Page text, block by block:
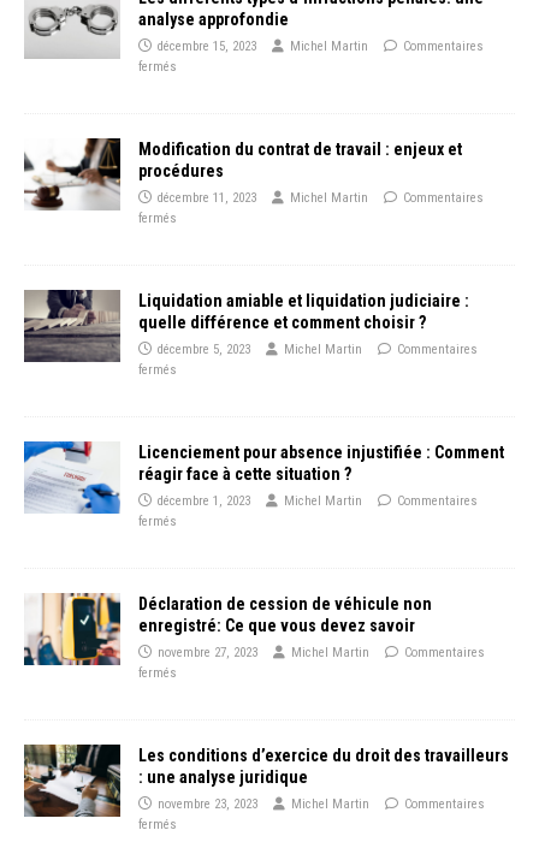
analyse approfondie
décembre 15, 2023 Michel Martin
Commentaires
fermés
Modification du contrat de travail : enjeux et
procédures
décembre 11, 2023 Michel Martin
Commentaires
fermés
Liquidation amiable et liquidation judiciaire :
quelle différence et comment choisir ?
décembre 5, 2023 Michel Martin
Commentaires
fermés
Licenciement pour absence injustifiée : Comment
réagir face à cette situation ?
décembre 1, 2023 Michel Martin
Commentaires
fermés
Déclaration de cession de véhicule non
enregistré: Ce que vous devez savoir
novembre 27, 2023 Michel Martin
Commentaires
fermés
Les conditions d’exercice du droit des travailleurs
: une analyse juridique
novembre 23, 2023 Michel Martin
Commentaires
fermés